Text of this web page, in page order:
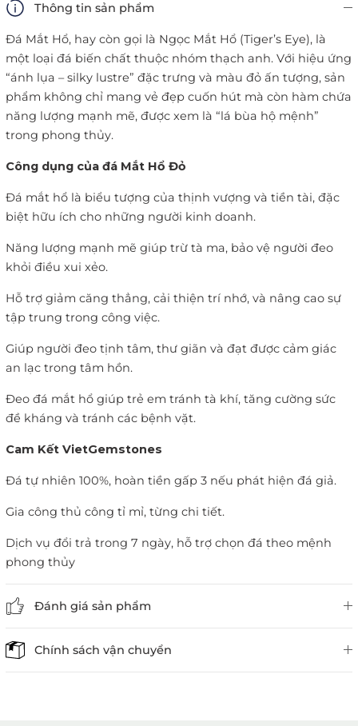
Thông tin sản phẩm
Đá Mắt Hổ, hay còn gọi là Ngọc Mắt Hổ (Tiger’s Eye), là
một loại đá biến chất thuộc nhóm thạch anh. Với hiệu ứng
“ánh lụa – silky lustre” đặc trưng và màu đỏ ấn tượng, sản
phẩm không chỉ mang vẻ đẹp cuốn hút mà còn hàm chứa
năng lượng mạnh mẽ, được xem là “lá bùa hộ mệnh”
trong phong thủy.
Công dụng của đá Mắt Hổ Đỏ
Đá mắt hổ là biểu tượng của thịnh vượng và tiền tài, đặc
biệt hữu ích cho những người kinh doanh.
Năng lượng mạnh mẽ giúp trừ tà ma, bảo vệ người đeo
khỏi điều xui xẻo.
Hỗ trợ giảm căng thẳng, cải thiện trí nhớ, và nâng cao sự
tập trung trong công việc.
Giúp người đeo tịnh tâm, thư giãn và đạt được cảm giác
an lạc trong tâm hồn.
Đeo đá mắt hổ giúp trẻ em tránh tà khí, tăng cường sức
đề kháng và tránh các bệnh vặt.
Cam Kết VietGemstones
Đá tự nhiên 100%, hoàn tiền gấp 3 nếu phát hiện đá giả.
Gia công thủ công tỉ mỉ, từng chi tiết.
Dịch vụ đổi trả trong 7 ngày, hỗ trợ chọn đá theo mệnh
phong thủy
Đánh giá sản phẩm
Chính sách vận chuyển